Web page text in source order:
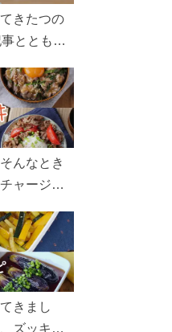
きたつの
とともに
りまで。
テンツを
んなとき
ャージ！
ましょ
きまし
ズッキー